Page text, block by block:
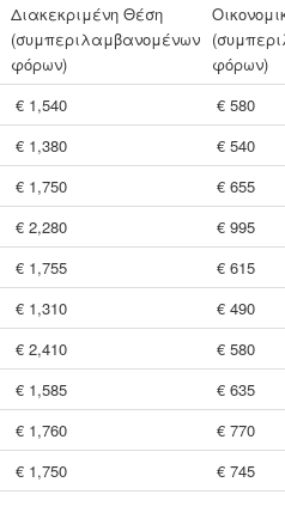
Διακεκριμένη Θέση
(συμπεριλαμβανομένων
φόρων)
φόρων)
€ 1,540
€ 580
€ 1,380
€ 540
€ 1,750
€ 655
€ 2,280
€ 995
€ 1,755
€ 615
€ 1,310
€ 490
€ 2,410
€ 580
€ 1,585
€ 635
€ 1,760
€ 770
€ 1,750 € 745